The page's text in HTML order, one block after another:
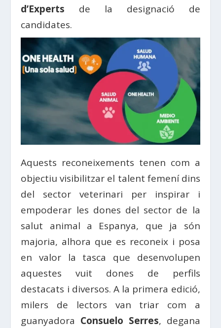
d’Experts de la designació de
candidates.
Aquests reconeixements tenen com a
objectiu visibilitzar el talent femení dins
del sector veterinari per inspirar i
empoderar les dones del sector de la
salut animal a Espanya, que ja són
majoria, alhora que es reconeix i posa
en valor la tasca que desenvolupen
aquestes vuit dones de perfils
destacats i diversos. A la primera edició,
milers de lectors van triar com a
guanyadora Consuelo Serres, degana